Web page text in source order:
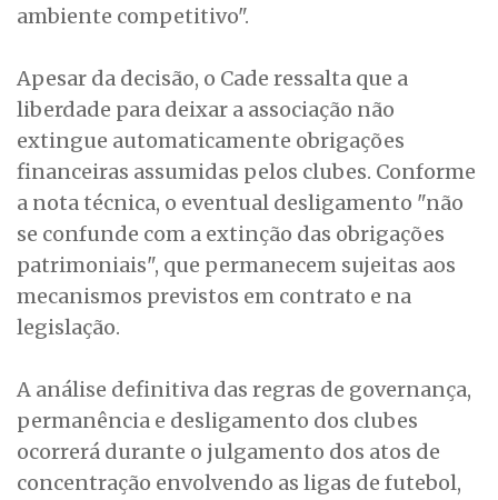
ambiente competitivo".
Apesar da decisão, o Cade ressalta que a
liberdade para deixar a associação não
extingue automaticamente obrigações
financeiras assumidas pelos clubes. Conforme
a nota técnica, o eventual desligamento "não
se confunde com a extinção das obrigações
patrimoniais", que permanecem sujeitas aos
mecanismos previstos em contrato e na
legislação.
A análise definitiva das regras de governança,
permanência e desligamento dos clubes
ocorrerá durante o julgamento dos atos de
concentração envolvendo as ligas de futebol,